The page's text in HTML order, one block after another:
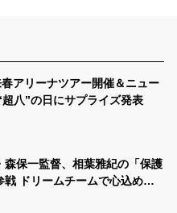
アリーナツアー開催＆ニュー
八”の日にサプライズ発表
森保一監督、相葉雅紀の「保護
戦 ドリームチームで心込めて